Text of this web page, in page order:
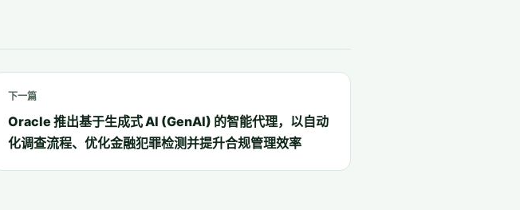
下一篇
Oracle 推出基于生成式 AI (GenAI) 的智能代理，以自动
化调查流程、优化金融犯罪检测并提升合规管理效率